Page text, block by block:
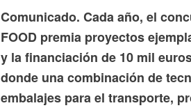
Comunicado. Cada año, el
FOOD premia proyectos
y la financiación de 10 mil
donde una combinación de
embalajes para el transporte,